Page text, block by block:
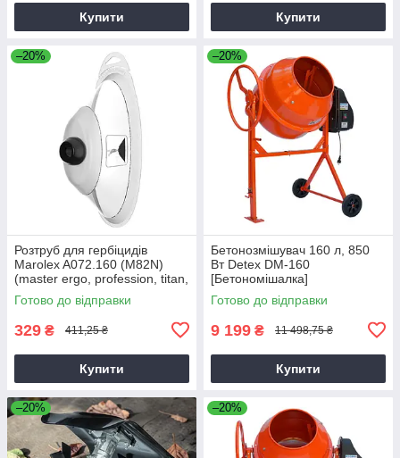
Купити Купити
–20%
Розтруб для гербіцидів
Marolex A072.160 (M82N)
(master ergo, profession, titan,
x-line)
Готово до відправки
329 ₴ 411,25 ₴
Купити
–20%
Бетонозмішувач 160 л, 850
Вт Detex DM-160
[Бетономішалка]
Готово до відправки
9 199 ₴ 11 498,75 ₴
Купити
–20% –20%